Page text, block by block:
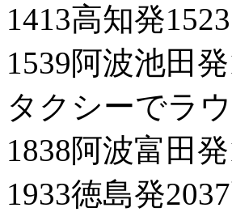
1413高知発
1539阿波池田
タクシーでラ
1838阿波富田
1933徳島発